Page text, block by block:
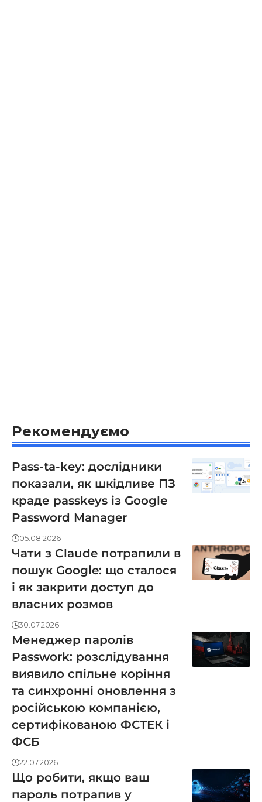
Рекомендуємо
Pass-ta-key: дослідники
показали, як шкідливе ПЗ
краде passkeys із Google
Password Manager
05.08.2026
Чати з Claude потрапили в
пошук Google: що сталося
і як закрити доступ до
власних розмов
30.07.2026
Менеджер паролів
Passwork: розслідування
виявило спільне коріння
та синхронні оновлення з
російською компанією,
сертифікованою ФСТЕК і
ФСБ
22.07.2026
Що робити, якщо ваш
пароль потрапив у